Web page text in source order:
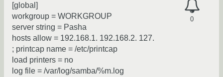
0
[global]
workgroup = WORKGROUP
server string = Pasha
hosts allow = 192.168.1. 192.168.2. 127.
; printcap name = /etc/printcap
load printers = no
log file = /var/log/samba/%m.log